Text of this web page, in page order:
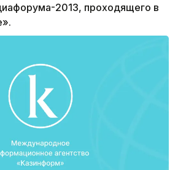
2013, проходящего в